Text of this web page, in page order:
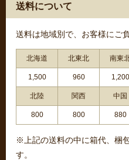
送料について
送料は地域別で、お客様にご
北海道 北東北 南東
1,500 960 1,200
北陸 関西 中国
800 800 880
※上記の送料の中に箱代、梱
す。